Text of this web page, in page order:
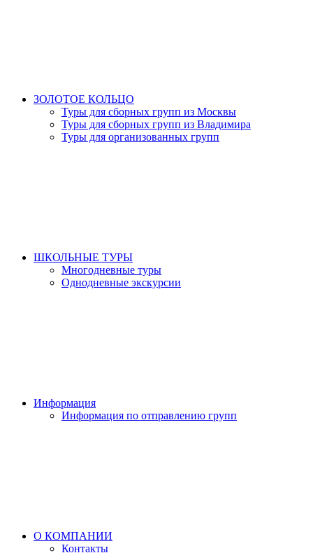
ЗОЛОТОЕ КОЛЬЦО
Туры для сборных групп из Москвы
Туры для сборных групп из Владимира
Туры для организованных групп
ШКОЛЬНЫЕ ТУРЫ
Многодневные туры
Однодневные экскурсии
Информация
Информация по отправлению групп
О КОМПАНИИ
Контакты